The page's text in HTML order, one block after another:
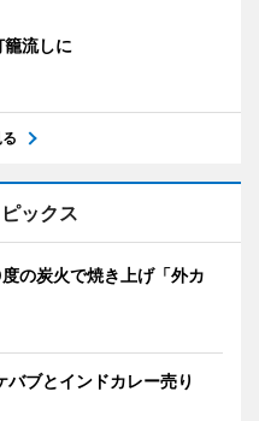
流しに
ックス
の炭火で焼き上げ「外カ
ブとインドカレー売り